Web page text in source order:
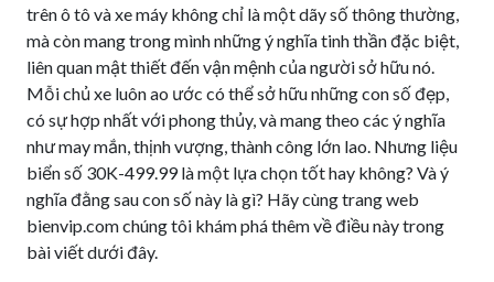
trên ô tô và xe máy không chỉ là một dãy số thông thường,
mà còn mang trong mình những ý nghĩa tinh thần đặc biệt,
liên quan mật thiết đến vận mệnh của người sở hữu nó.
Mỗi chủ xe luôn ao ước có thể sở hữu những con số đẹp,
có sự hợp nhất với phong thủy, và mang theo các ý nghĩa
như may mắn, thịnh vượng, thành công lớn lao. Nhưng liệu
biển số 30K-499.99 là một lựa chọn tốt hay không? Và ý
nghĩa đằng sau con số này là gì? Hãy cùng trang web
bienvip.com chúng tôi khám phá thêm về điều này trong
bài viết dưới đây.